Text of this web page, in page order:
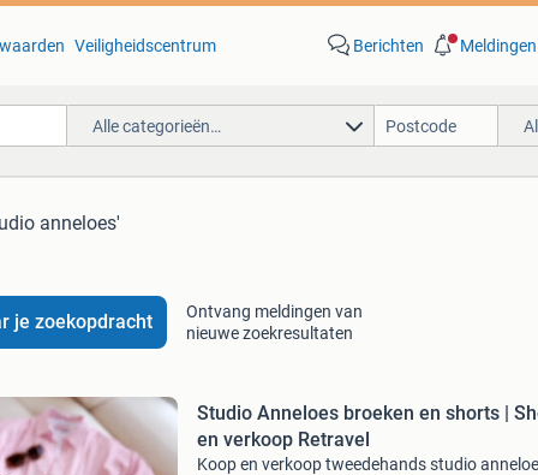
Veiligheidscentrum Berichten Meldingen
Alle categorieën…
anneloes'
je zoekopdracht
Ontvang meldingen van
nieuwe zoekresultaten
Studio Anneloes broeken en shorts |
en verkoop Retravel
Koop en verkoop tweedehands studio